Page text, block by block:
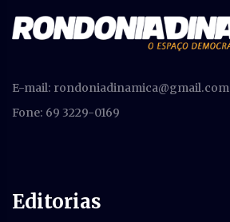
E-mail: rondoniadinamica@gmail.com
Fone: 69 3229-0169
Editorias